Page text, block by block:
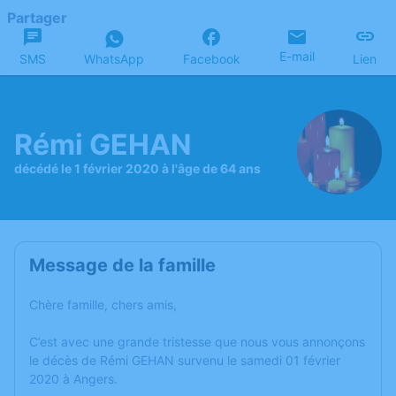
Partager
SMS WhatsApp Facebook E-mail Lien
Rémi GEHAN
décédé le 1 février 2020 à l'âge de 64 ans
Message de la famille
Chère famille, chers amis,
C’est avec une grande tristesse que nous vous annonçons
le décès de Rémi GEHAN survenu le samedi 01 février
2020 à Angers.